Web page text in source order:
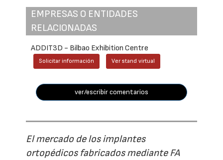
EMPRESAS O ENTIDADES
RELACIONADAS
ADDIT3D - Bilbao Exhibition Centre
Solicitar información Ver stand virtual
ver/escribir comentarios
El mercado de los implantes
ortopédicos fabricados mediante FA